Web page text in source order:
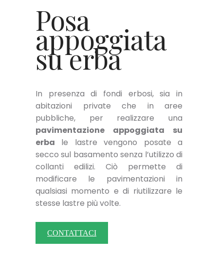
Posa
appoggiata
su erba
In presenza di fondi erbosi, sia in
abitazioni private che in aree
pubbliche, per realizzare una
pavimentazione appoggiata su
erba le lastre vengono posate a
secco sul basamento senza l’utilizzo di
collanti edilizi. Ciò permette di
modificare le pavimentazioni in
qualsiasi momento e di riutilizzare le
stesse lastre più volte.
CONTATTACI